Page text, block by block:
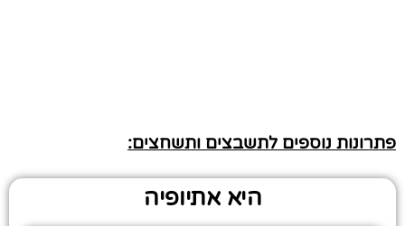
פתרונות נוספים לתשבצים ותשחצים:
היא אתיופיה